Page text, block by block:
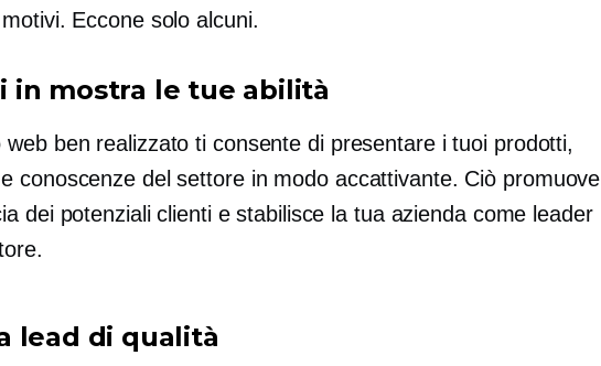
Eccone solo alcuni.
in mostra le tue abilità
web ben realizzato ti consente di presentare i tuoi prodotti,
conoscenze del settore in modo accattivante. Ciò promuove
dei potenziali clienti e stabilisce la tua azienda come leader
lead di qualità